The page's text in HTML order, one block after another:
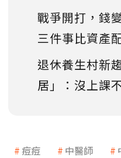
戰爭開打，錢
三件事比資產
退休養生村新
居」：沒上課
痘痘 中醫師